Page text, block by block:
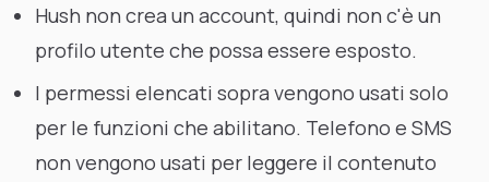
Hush non crea un account, quindi non c'è un
profilo utente che possa essere esposto.
I permessi elencati sopra vengono usati solo
per le funzioni che abilitano. Telefono e SMS
non vengono usati per leggere il contenuto